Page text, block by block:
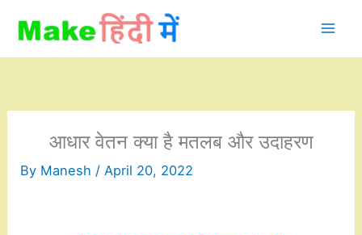
content
आधार वेतन क्या है मतलब और उदाहरण
By Manesh /April 20, 2022